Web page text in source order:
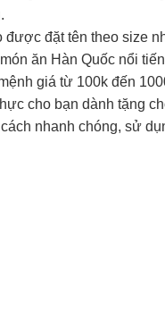
đặt tên theo size
ăn Hàn Quốc nổi
giá từ 100k đến
cho bạn dành tặng
nhanh chóng, sử